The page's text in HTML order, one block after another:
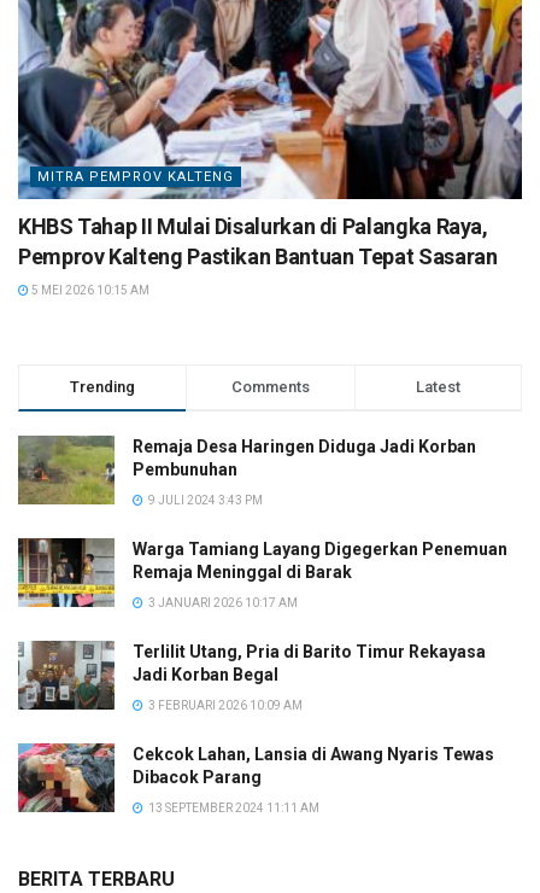
MITRA PEMPROV KALTENG
KHBS Tahap II Mulai Disalurkan di Palangka Raya,
Pemprov Kalteng Pastikan Bantuan Tepat Sasaran
5 MEI 2026 10:15 AM
Trending Comments Latest
Remaja Desa Haringen Diduga Jadi Korban
Pembunuhan
9 JULI 2024 3:43 PM
Warga Tamiang Layang Digegerkan Penemuan
Remaja Meninggal di Barak
3 JANUARI 2026 10:17 AM
Terlilit Utang, Pria di Barito Timur Rekayasa
Jadi Korban Begal
3 FEBRUARI 2026 10:09 AM
Cekcok Lahan, Lansia di Awang Nyaris Tewas
Dibacok Parang
13 SEPTEMBER 2024 11:11 AM
BERITA TERBARU